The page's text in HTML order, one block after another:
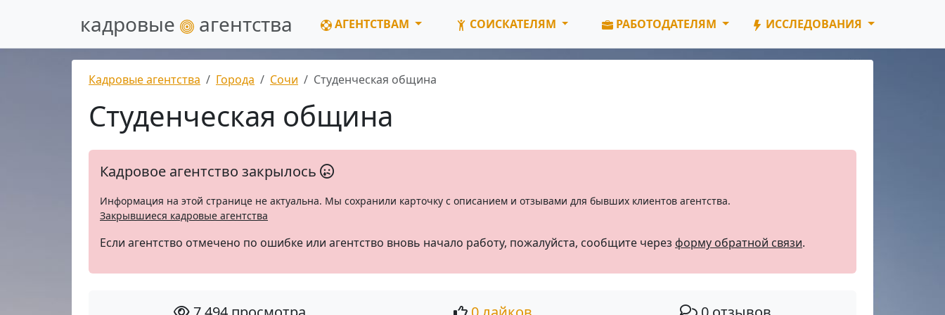
кадровые агентства АГЕНТСТВАМ СОИСКАТЕЛЯМ РАБОТОДАТЕЛЯМ ИССЛЕДОВАНИЯ
Кадровые агентства Города Сочи Студенческая община
Студенческая община
Кадровое агентство закрылось
Информация на этой странице не актуальна. Мы сохранили карточку с описанием и отзывами для бывших клиентов агентства.
Закрывшиеся кадровые агентства
Если агентство отмечено по ошибке или агентство вновь начало работу, пожалуйста, сообщите через форму обратной связи.